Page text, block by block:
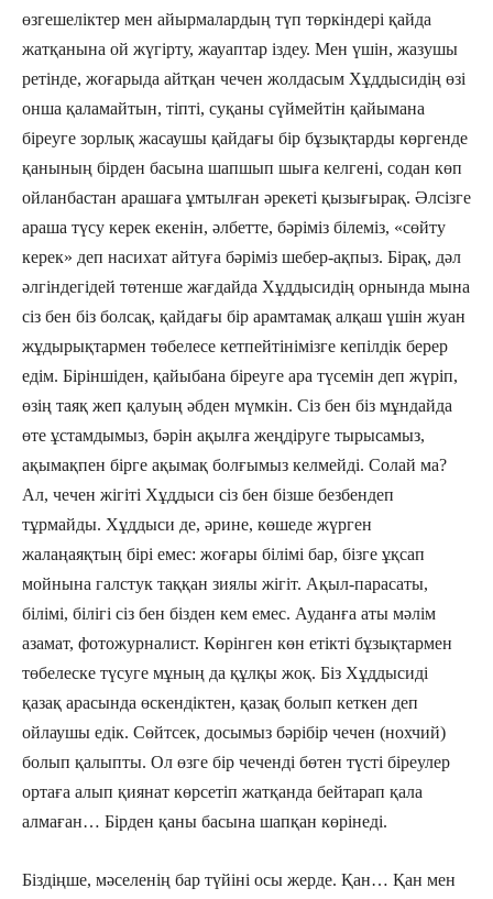
өзгеше­ліктер мен айырмалардың түп төркін­дері қайда
жатқанына ой жүгірту, жауаптар іздеу. Мен үшін, жазушы
ретінде, жоғарыда айтқан чечен жолдасым Хұддысидің өзі
онша қаламайтын, тіпті, суқаны сүймейтін қайымана
біреуге зорлық жасаушы қайдағы бір бұзық­тарды көргенде
қанының бірден басына шапшып шыға келгені, содан көп
ойланбастан арашаға ұмтылған әрекеті қызығырақ. Әлсізге
араша түсу керек екенін, әлбетте, бәріміз білеміз, «сөйту
керек» деп насихат айтуға бәріміз шебер-ақпыз. Бірақ, дәл
әлгіндегідей төтенше жағдайда Хұддысидің орнында мына
сіз бен біз болсақ, қайдағы бір арамтамақ алқаш үшін жуан
жұдырықтармен төбелесе кетпейтінімізге кепілдік берер
едім. Біріншіден, қайыбана біреуге ара түсемін деп жүріп,
өзің таяқ жеп қалуың әбден мүмкін. Сіз бен біз мұндайда
өте ұстамдымыз, бәрін ақылға жеңдіруге тырысамыз,
ақымақпен бірге ақымақ болғымыз келмейді. Солай ма?
Ал, чечен жігіті Хұддыси сіз бен бізше безбендеп
тұрмайды. Хұддыси де, әрине, көшеде жүрген
жалаңаяқтың бірі емес: жоғары білімі бар, бізге ұқсап
мойнына галстук таққан зиялы жігіт. Ақыл-парасаты,
білімі, білігі сіз бен бізден кем емес. Ауданға аты мәлім
азамат, фотожурналист. Көрінген көн етікті бұзықтармен
төбелеске түсуге мұның да құлқы жоқ. Біз Хұддысиді
қазақ арасында өскендіктен, қазақ болып кеткен деп
ойлаушы едік. Сөйтсек, досымыз бәрібір чечен (нохчий)
болып қалыпты. Ол өзге бір чеченді бөтен түсті біреулер
ортаға алып қиянат көрсетіп жатқанда бейтарап қала
алмаған… Бірден қаны басына шапқан көрінеді.
Біздіңше, мәселенің бар түйіні осы жерде. Қан… Қан мен